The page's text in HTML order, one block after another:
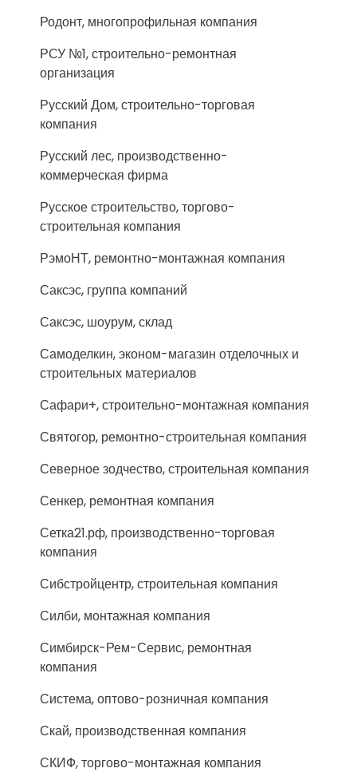
Родонт, многопрофильная компания
РСУ №1, строительно-ремонтная
организация
Русский Дом, строительно-торговая
компания
Русский лес, производственно-
коммерческая фирма
Русское строительство, торгово-
строительная компания
РэмоНТ, ремонтно-монтажная компания
Саксэс, группа компаний
Саксэс, шоурум, склад
Самоделкин, эконом-магазин отделочных и
строительных материалов
Сафари+, строительно-монтажная компания
Святогор, ремонтно-строительная компания
Северное зодчество, строительная компания
Сенкер, ремонтная компания
Сетка21.рф, производственно-торговая
компания
Сибстройцентр, строительная компания
Силби, монтажная компания
Симбирск-Рем-Сервис, ремонтная
компания
Система, оптово-розничная компания
Скай, производственная компания
СКИФ, торгово-монтажная компания